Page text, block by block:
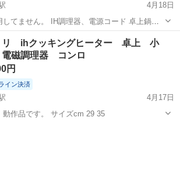
4月18日
てません。 IH調理器、電源コード 卓上鍋、
銀駅 キッチン家電 アイリスオーヤマ
リ ihクッキングヒーター 卓上 小
磁調理器 コンロ
円
イン決済
4月17日
作品です。 サイズcm 29 35